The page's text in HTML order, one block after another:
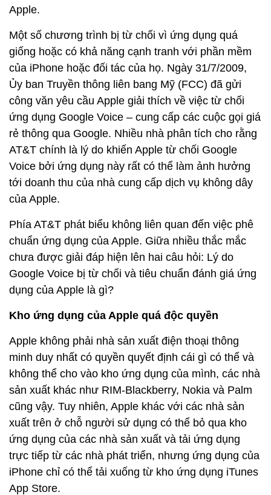
Apple.
Một số chương trình bị từ chối vì ứng dụng quá
giống hoặc có khả năng cạnh tranh với phần mềm
của iPhone hoặc đối tác của họ. Ngày 31/7/2009,
Ủy ban Truyền thông liên bang Mỹ (FCC) đã gửi
công văn yêu cầu Apple giải thích về việc từ chối
ứng dụng Google Voice – cung cấp các cuộc gọi giá
rẻ thông qua Google. Nhiều nhà phân tích cho rằng
AT&T chính là lý do khiến Apple từ chối Google
Voice bởi ứng dụng này rất có thể làm ảnh hưởng
tới doanh thu của nhà cung cấp dịch vụ không dây
của Apple.
Phía AT&T phát biểu không liên quan đến việc phê
chuẩn ứng dụng của Apple. Giữa nhiều thắc mắc
chưa được giải đáp hiện lên hai câu hỏi: Lý do
Google Voice bị từ chối và tiêu chuẩn đánh giá ứng
dụng của Apple là gì?
Kho ứng dụng của Apple quá độc quyền
Apple không phải nhà sản xuất điện thoại thông
minh duy nhất có quyền quyết định cái gì có thể và
không thể cho vào kho ứng dụng của mình, các nhà
sản xuất khác như RIM-Blackberry, Nokia và Palm
cũng vậy. Tuy nhiên, Apple khác với các nhà sản
xuất trên ở chỗ người sử dụng có thể bỏ qua kho
ứng dụng của các nhà sản xuất và tải ứng dụng
trực tiếp từ các nhà phát triển, nhưng ứng dụng của
iPhone chỉ có thể tải xuống từ kho ứng dụng iTunes
App Store.